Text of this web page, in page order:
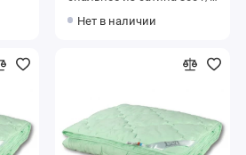
силиконизированное
Нет в наличии